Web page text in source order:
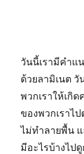
วันนี้เรามีคำแ
ด้วยลามิเนต
พวกเราให้เกิ
ของพวกเราไ
ไม่ทำลายพื้น
มีอะไรบ้างไปดู